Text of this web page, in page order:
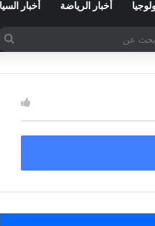
أخبار الرياضة أخبار